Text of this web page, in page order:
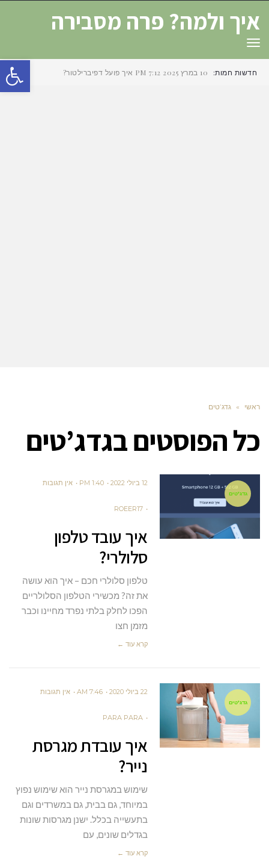
איך ולמה? פרה מסבירה
תפריט
חדשות חמות: 10 במרץ 2025 7:12 PM איך פועל דפיברילטור?
ראשי » גדג’טים
כל הפוסטים בגדג’טים
גדג'טים
12 ביולי 2022 1:40 PM אין תגובות
ROEER17
איך עובד טלפון
סלולרי?
טלפון סלולרי חכם – איך הוא עושה
את זה? מכשירי הטלפון הסלולריים
הפכו לחלק בלתי נפרד מחיינו וכבר
מזמן חצו
קרא עוד ←
גדג'טים
22 ביולי 2020 7:46 AM אין תגובות
PARA PARA
איך עובדת מגרסת
נייר?
שימוש במגרסת נייר הוא שימוש נפוץ
במיוחד, גם בבית, גם במשרדים וגם
בתעשייה בכלל. ישנן מגרסות שונות
בגדלים שונים, עם
קרא עוד ←